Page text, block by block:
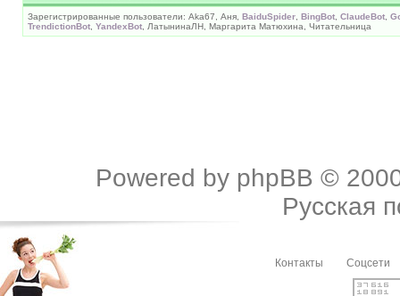
Зарегистрированные пользователи: Aka67, Аня, BaiduSpider BingBot ClaudeBot
TrendictionBot YandexBot , ЛатынинаЛН, Маргарита Матюхина, Читательница
Powered by phpBB ©
Русская
Контакты Соцсети